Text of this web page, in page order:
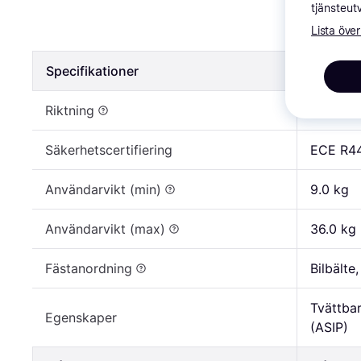
Kiwy
1 662 kr
Specifikationer
Riktning
Säkerhetscertifiering ECE
Användarvikt (min) 9.0 kg
Användarvikt (max) 36.0 kg
Fästanordning
Egenskaper
(ASIP)
Lista